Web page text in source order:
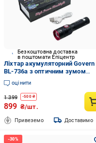
Безкоштовна доставка
в поштомати Епіцентр
Ліхтар акумуляторний Govern
BL-736a з оптичним зумом
Чорний (23276281)
оцінити
1 399 -500₴
899 ₴/шт.
Привеземо Доставимо